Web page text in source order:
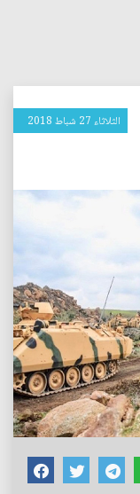
الثلاثاء 27 شباط 2018